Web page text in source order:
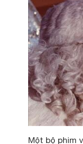
Một bộ phim